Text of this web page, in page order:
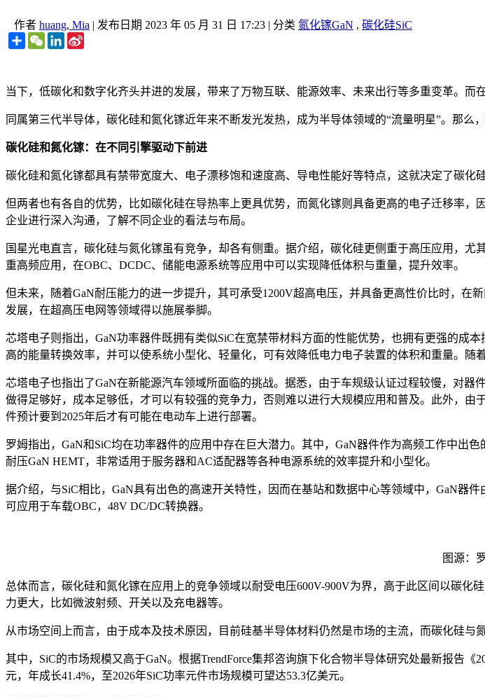
作者 huang, Mia | 发布日期 2023 年 05 月 31 日 17:23 | 分类 氮化镓GaN , 碳化硅SiC
ShareWeChatLinkedIn
当下，低碳化和数字化齐头并进的发展，带来了万物互联、能源效率、未来出行等多重变革。而
同属第三代半导体，碳化硅和氮化镓近年来不断发光发热，成为半导体领域的“流量明星”。那么
碳化硅和氮化镓：在不同引擎驱动下前进
碳化硅和氮化镓都具有禁带宽度大、电子漂移饱和速度高、导电性能好等特点，这就决定了碳化
但两者也有各自的优势，比如碳化硅在导热率上更具优势，而氮化镓则具备更高的电子迁移率
企业进行深入沟通，了解不同企业的看法与布局。
国星光电直言，碳化硅与氮化镓虽有竞争，却各有侧重。据介绍，碳化硅更侧重于高压应用，
重高频应用，在OBC、DCDC、储能电源系统等应用中可以实现降低体积与重量，提升效率。
但未来，随着GaN耐压能力的进一步提升，其可承受1200V超高电压，并具备更高性价比时，
发展，在超高压电网等领域得以施展拳脚。
芯塔电子则指出，GaN功率器件既拥有类似SiC在宽禁带材料方面的性能优势，也拥有更强的成
高的能量转换效率，并可以使系统小型化、轻量化，可有效降低电力电子装置的体积和重量。
芯塔电子也指出了GaN在新能源汽车领域所面临的挑战。据悉，由于车规级认证过程较慢，对
做得足够好，成本足够低，才可以有较强的竞争力，否则难以进行大规模应用和普及。此外，
件预计要到2025年后才有可能在电动车上进行部署。
罗姆指出，GaN和SiC均在功率器件的应用中存在巨大潜力。其中，GaN器件作为高频工作中出
耐压GaN HEMT，非常适用于服务器和AC适配器等各种电源系统的效率提升和小型化。
据介绍，与SiC相比，GaN具有出色的高速开关特性，因而在基站和数据中心等领域中，GaN器
可应用于车载OBC，48V DC/DC转换器。
图源：
总体而言，碳化硅和氮化镓在应用上的竞争领域以耐受电压600V-900V为界，高于此区间以碳
力更大，比如微波射频、开关以及充电器等。
从市场空间上而言，由于成本及技术原因，目前硅基半导体材料仍然是市场的主流，而碳化硅与
其中，SiC的市场规模又高于GaN。根据TrendForce集邦咨询旗下化合物半导体研究处最新报告
元，年成长41.4%，至2026年SiC功率元件市场规模可望达53.3亿美元。